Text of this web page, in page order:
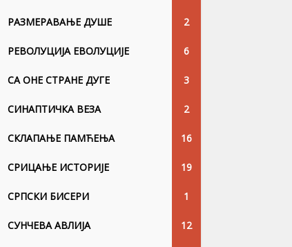
РАЗМЕРАВАЊЕ ДУШЕ 2
РЕВОЛУЦИЈА ЕВОЛУЦИЈЕ 6
СА ОНЕ СТРАНЕ ДУГЕ 3
СИНАПТИЧКА ВЕЗА 2
СКЛАПАЊЕ ПАМЋЕЊА 16
СРИЦАЊЕ ИСТОРИЈЕ 19
СРПСКИ БИСЕРИ 1
СУНЧЕВА АВЛИЈА 12